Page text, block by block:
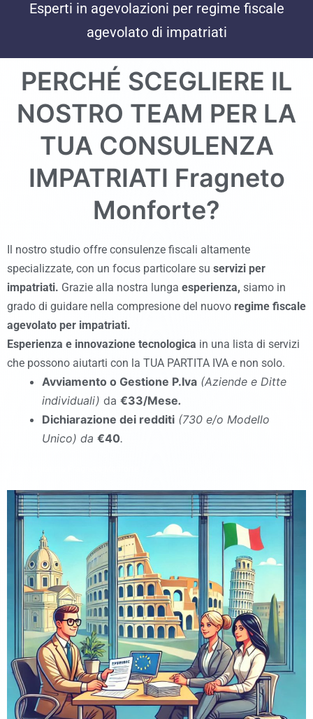
Esperti in agevolazioni per regime fiscale
agevolato di impatriati
PERCHÉ SCEGLIERE IL
NOSTRO TEAM PER LA
TUA CONSULENZA
IMPATRIATI Fragneto
Monforte?
Il nostro studio offre consulenze fiscali altamente
specializzate, con un focus particolare su servizi per
impatriati. Grazie alla nostra lunga esperienza, siamo in
grado di guidare nella compresione del nuovo regime fiscale
agevolato per impatriati.
Esperienza e innovazione tecnologica in una lista di servizi
che possono aiutarti con la TUA PARTITA IVA e non solo.
Avviamento o Gestione P.Iva (Aziende e Ditte
individuali) da €33/Mese.
Dichiarazione dei redditi (730 e/o Modello
Unico) da €40.